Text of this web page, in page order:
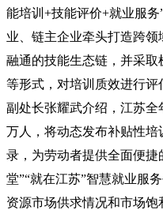
能培训+技能评价+就业服
业、链主企业牵头打造跨
融通的技能生态链，并采
等形式，对培训质效进行
副处长张耀武介绍，江苏
万人，将动态发布补贴性培
录，为劳动者提供全面便
堂”“就在江苏”智慧就业服
资源市场供求情况和市场